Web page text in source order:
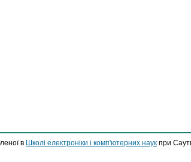
в Школі електроніки і комп'ютерних наук при